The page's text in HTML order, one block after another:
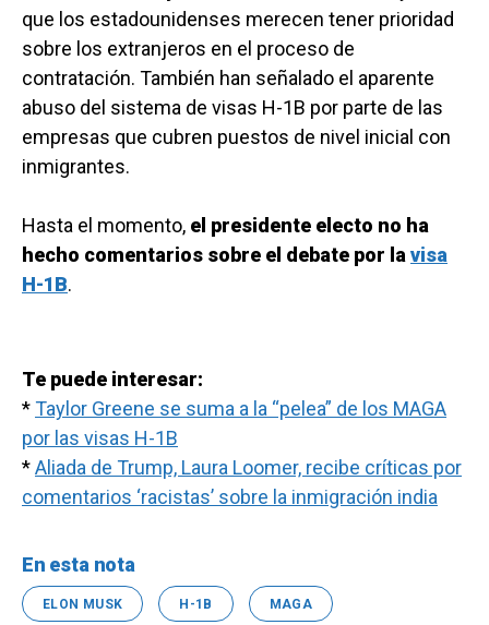
que los estadounidenses merecen tener prioridad
sobre los extranjeros en el proceso de
contratación. También han señalado el aparente
abuso del sistema de visas H-1B por parte de las
empresas que cubren puestos de nivel inicial con
inmigrantes.
Hasta el momento, el presidente electo no ha
hecho comentarios sobre el debate por lavisa
H-1B.
Te puede interesar:
*Taylor Greene se suma a la “pelea” de los MAGA
por las visas H-1B
*Aliada de Trump, Laura Loomer, recibe críticas por
comentarios ‘racistas’ sobre la inmigración india
En esta nota
ELON MUSK H-1B MAGA